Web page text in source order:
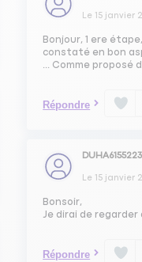
Le 15 janvier
Bonjour, 1 ere
constaté en bon
... Comme proposé
Répondre
Le 15 janvier
Bonsoir,
Je dirai de
Répondre